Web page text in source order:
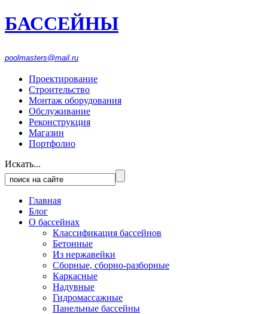
БАССЕЙНЫ
poolmasters@mail.ru
Проектирование
Строительство
Монтаж оборудования
Обслуживание
Реконструкция
Магазин
Портфолио
Искать...
Главная
Блог
О бассейнах
Классификация бассейнов
Бетонные
Из нержавейки
Сборные, сборно-разборные
Каркасные
Надувные
Гидромассажные
Панельные бассейны